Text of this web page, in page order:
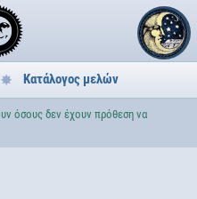
Κατάλογος μελών
όσους δεν έχουν πρόθεση να